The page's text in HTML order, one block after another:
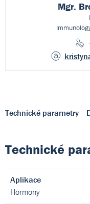
Mgr.
Technické parametry
Technické
Aplikace
Hormony